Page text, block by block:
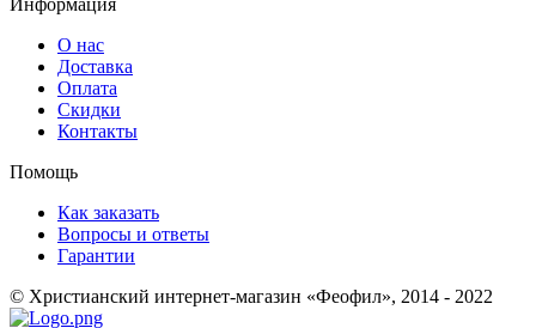
Информация
О нас
Доставка
Оплата
Скидки
Контакты
Помощь
Как заказать
Вопросы и ответы
Гарантии
© Христианский интернет-магазин «Феофил», 2014 - 2022